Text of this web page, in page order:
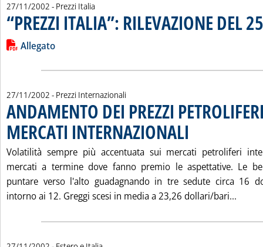
27/11/2002 - Prezzi Italia
“PREZZI ITALIA”: RILEVAZIONE DEL
Leggi tutta la notizia: '“PREZZI ITALIA”: RILEVAZIONE DEL 25
Lista allegati PDF alla notizia
Allegato
27/11/2002 - Prezzi Internazionali
ANDAMENTO DEI PREZZI
MERCATI INTERNAZIONALI
Volatilità sempre più accentuata sui mercati petroliferi
mercati a termine dove fanno premio le aspettative. Le
puntare verso l'alto guadagnando in tre sedute circa 16
intorno ai 12. Greggi scesi in media a 23,26 dollari/bari...